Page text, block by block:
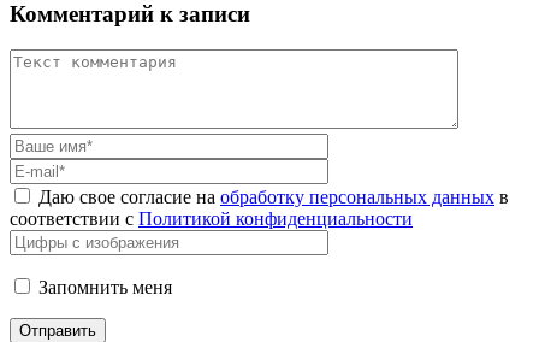
Комментарий к записи
Даю свое согласие на обработку персональных данных в
соответствии с Политикой конфиденциальности
Запомнить меня